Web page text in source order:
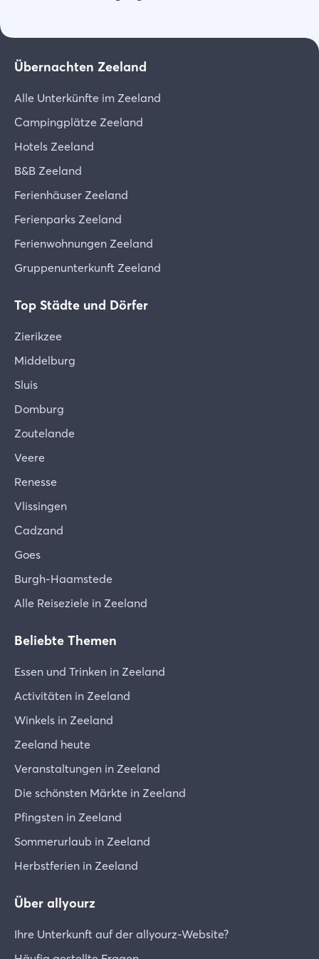
€
einschließlich 24,95 € Bearbeitungsgebühr
Geschäftsbedingungen sorgfältig zu lesen.
Laden Sie die Bedingungen herunter [PDF]
Übernachten Zeeland
Alle Unterkünfte im Zeeland
Campingplätze Zeeland
Hotels Zeeland
B&B Zeeland
Ferienhäuser Zeeland
Ferienparks Zeeland
Ferienwohnungen Zeeland
Gruppenunterkunft Zeeland
Top Städte und Dörfer
Zierikzee
Middelburg
Sluis
Domburg
Zoutelande
Veere
Renesse
Vlissingen
Cadzand
Goes
Burgh-Haamstede
Alle Reiseziele in Zeeland
Beliebte Themen
Essen und Trinken in Zeeland
Activitäten in Zeeland
Winkels in Zeeland
Zeeland heute
Veranstaltungen in Zeeland
Die schönsten Märkte in Zeeland
Pfingsten in Zeeland
Sommerurlaub in Zeeland
Herbstferien in Zeeland
Über allyourz
Ihre Unterkunft auf der allyourz-Website?